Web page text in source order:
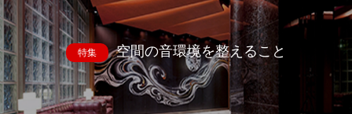
特集 空間の音環境を整えること